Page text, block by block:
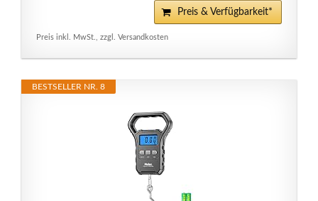
Preis & Verfügbarkeit*
Preis inkl. MwSt., zzgl. Versandkosten
BESTSELLER NR. 8